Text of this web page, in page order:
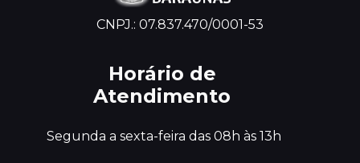
CNPJ.: 07.837.470/0001-53
Horário de
Atendimento
Segunda a sexta-feira das 08h às 13h